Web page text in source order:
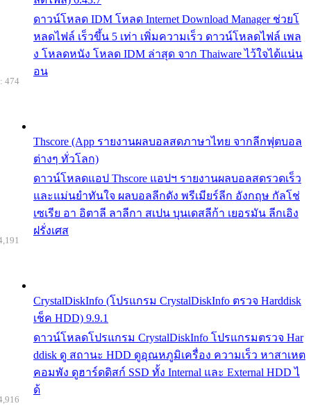
ดาวน์โหลด IDM โหลด Internet Download Manager ช่วยโ
หลดไฟล์ เร็วขึ้น 5 เท่า เพิ่มความเร็ว ดาวน์โหลดไฟล์ เพล
ง โหลดหนัง โหลด IDM ล่าสุด จาก Thaiware ไว้ใจได้แน่น
อน
Thscore (App รายงานผลบอลสดภาษาไทย จากลีกฟุตบอล
ต่างๆ ทั่วโลก)
ดาวน์โหลดแอป Thscore แอปฯ รายงานผลบอลสดรวดเร็ว
และแม่นยำทันใจ ผลบอลลีกดัง พรีเมียร์ลีก อังกฤษ กัลโช่
เซเรีย อา อิตาลี ลาลีกา สเปน บุนเดสลีก้า เยอรมัน ลีกเอิง
ฝรั่งเศส
474
CrystalDiskInfo (โปรแกรม CrystalDiskInfo ตรวจ Harddisk
เช็ค HDD) 9.9.1
ดาวน์โหลดโปรแกรม CrystalDiskInfo โปรแกรมตรวจ Har
ddisk ดู สถานะ HDD ดูอุณหภูมิเครื่อง ความเร็ว หาสาเหต
คอมพัง ดูฮาร์ดดิสก์ SSD ทั้ง Internal และ External HDD ไ
ด้